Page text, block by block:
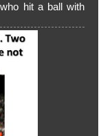
hit a ball with